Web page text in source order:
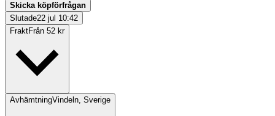
Skicka köpförfrågan
Slutade22 jul 10:42
FraktFrån 52 kr
AvhämtningVindeln, Sverige